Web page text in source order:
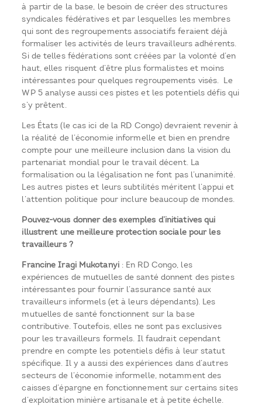
à partir de la base, le besoin de créer des structures
syndicales fédératives et par lesquelles les membres
qui sont des regroupements associatifs feraient déjà
formaliser les activités de leurs travailleurs adhérents.
Si de telles fédérations sont créées par la volonté d’en
haut, elles risquent d’être plus formalistes et moins
intéressantes pour quelques regroupements visés. Le
WP 5 analyse aussi ces pistes et les potentiels défis qui
s’y prêtent.
Les États (le cas ici de la RD Congo) devraient revenir à
la réalité de l’économie informelle et bien en prendre
compte pour une meilleure inclusion dans la vision du
partenariat mondial pour le travail décent. La
formalisation ou la légalisation ne font pas l’unanimité.
Les autres pistes et leurs subtilités méritent l’appui et
l’attention politique pour inclure beaucoup de mondes.
Pouvez-vous donner des exemples d’initiatives qui
illustrent une meilleure protection sociale pour les
travailleurs ?
Francine Iragi Mukotanyi : En RD Congo, les
expériences de mutuelles de santé donnent des pistes
intéressantes pour fournir l’assurance santé aux
travailleurs informels (et à leurs dépendants). Les
mutuelles de santé fonctionnent sur la base
contributive. Toutefois, elles ne sont pas exclusives
pour les travailleurs formels. Il faudrait cependant
prendre en compte les potentiels défis à leur statut
spécifique. Il y a aussi des expériences dans d’autres
secteurs de l’économie informelle, notamment des
caisses d’épargne en fonctionnement sur certains sites
d’exploitation minière artisanale et à petite échelle.